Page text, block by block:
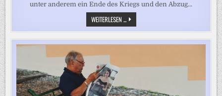
unter anderem ein Ende des Kriegs und den Abzug...
WEITERLESEN ...„DEM
KANN
TRUMP
UNMÖGLICH
ZUSTIMMEN“